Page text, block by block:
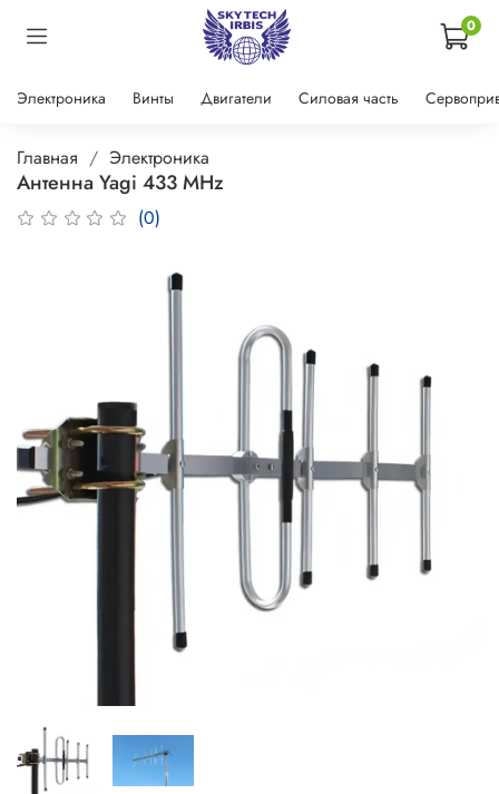
0
Электроника Винты Двигатели Силовая часть
Главная Электроника
Антенна Yagi 433 MHz
(0)